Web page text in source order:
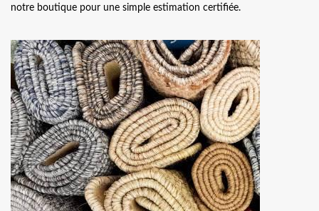
notre boutique pour une simple estimation certifiée.